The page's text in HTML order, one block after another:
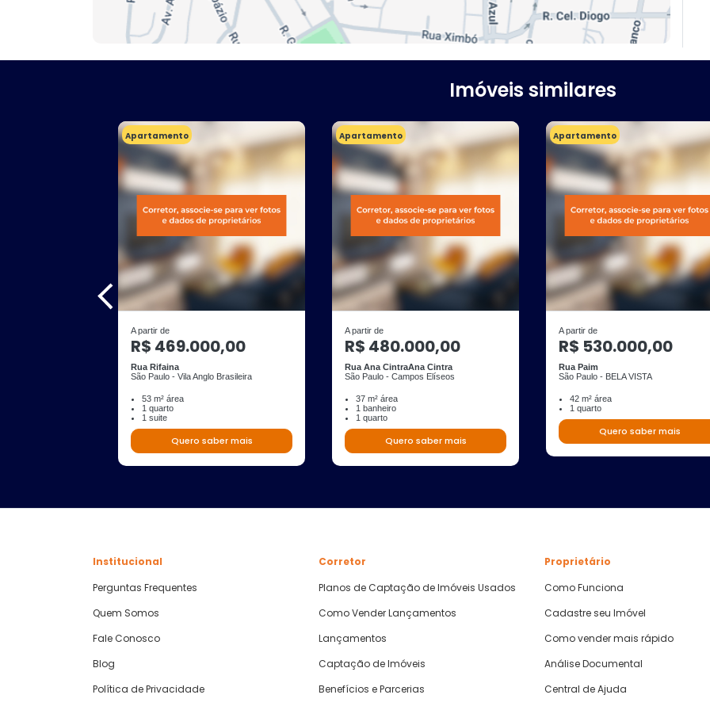
Imóveis similares
Apartamento
A partir de
R$ 469.000,00
Rua Rifaina
São Paulo - Vila Anglo Brasileira
53 m² área
1 quarto
1 suite
Quero saber mais
Apartamento
A partir de
R$ 480.000,00
Rua Ana CintraAna Cintra
São Paulo - Campos Elíseos
37 m² área
1 banheiro
1 quarto
Quero saber mais
Apartamento
A partir de
R$ 530.000,00
Rua Paim
São Paulo - BELA VISTA
42 m² área
1 quarto
Quero saber mais
Institucional
Perguntas Frequentes
Quem Somos
Fale Conosco
Blog
Política de Privacidade
Corretor
Planos de Captação de Imóveis Usados
Como Vender Lançamentos
Lançamentos
Captação de Imóveis
Benefícios e Parcerias
Proprietário
Como Funciona
Cadastre seu Imóvel
Como vender mais rápido
Análise Documental
Central de Ajuda